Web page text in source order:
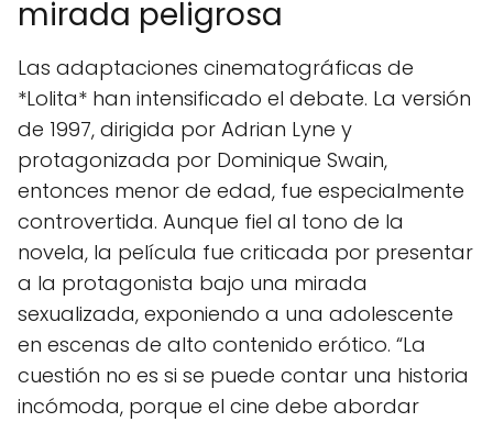
mirada peligrosa
Las adaptaciones cinematográficas de
*Lolita* han intensificado el debate. La versión
de 1997, dirigida por Adrian Lyne y
protagonizada por Dominique Swain,
entonces menor de edad, fue especialmente
controvertida. Aunque fiel al tono de la
novela, la película fue criticada por presentar
a la protagonista bajo una mirada
sexualizada, exponiendo a una adolescente
en escenas de alto contenido erótico. “La
cuestión no es si se puede contar una historia
incómoda, porque el cine debe abordar